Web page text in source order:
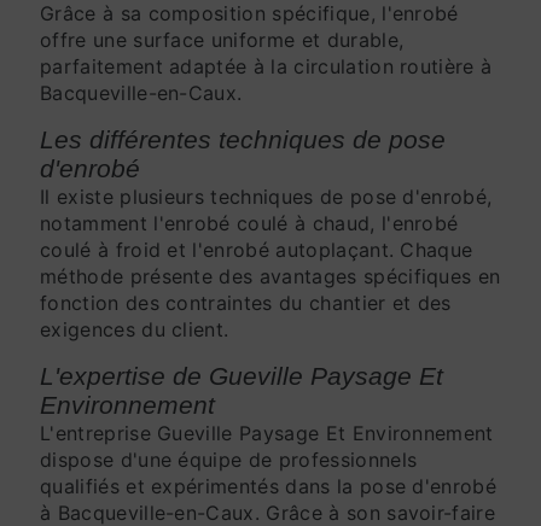
Grâce à sa composition spécifique, l'enrobé
offre une surface uniforme et durable,
parfaitement adaptée à la circulation routière à
Bacqueville-en-Caux.
Les différentes techniques de pose
d'enrobé
Il existe plusieurs techniques de pose d'enrobé,
notamment l'enrobé coulé à chaud, l'enrobé
coulé à froid et l'enrobé autoplaçant. Chaque
méthode présente des avantages spécifiques en
fonction des contraintes du chantier et des
exigences du client.
L'expertise de Gueville Paysage Et
Environnement
L'entreprise Gueville Paysage Et Environnement
dispose d'une équipe de professionnels
qualifiés et expérimentés dans la pose d'enrobé
à Bacqueville-en-Caux. Grâce à son savoir-faire